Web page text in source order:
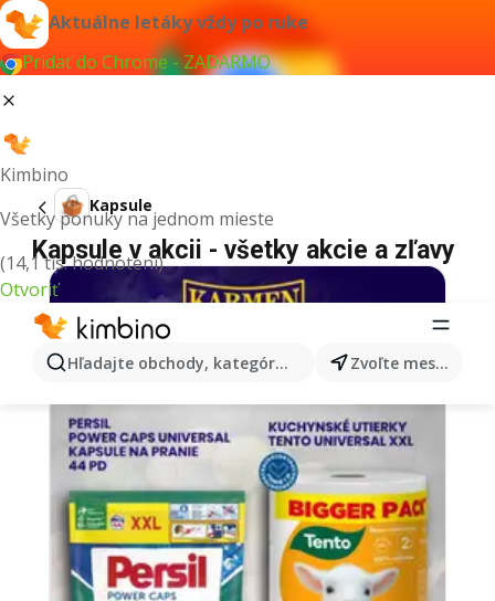
Aktuálne letáky vždy po ruke
Pridať do Chrome - ZADARMO
Kimbino
Všetky ponuky na jednom mieste
(14,1 tis. hodnotení)
Otvoriť
Hľadajte obchody, kategórie, produkty... Zvoľte mesto
Kapsule
Kapsule v akcii - všetky akcie a zľavy